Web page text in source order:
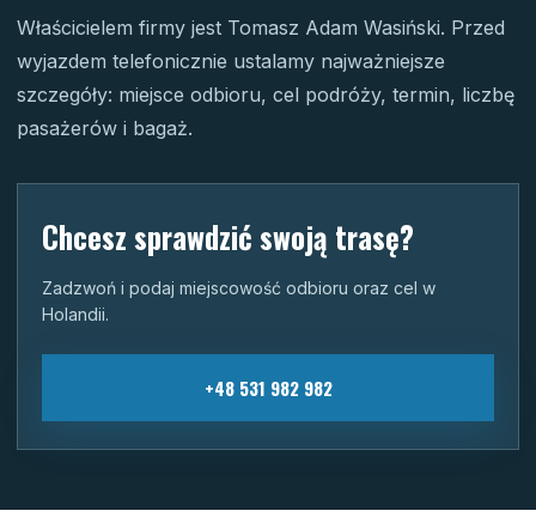
Właścicielem firmy jest Tomasz Adam Wasiński. Przed
wyjazdem telefonicznie ustalamy najważniejsze
szczegóły: miejsce odbioru, cel podróży, termin, liczbę
pasażerów i bagaż.
Chcesz sprawdzić swoją trasę?
Zadzwoń i podaj miejscowość odbioru oraz cel w
Holandii.
+48 531 982 982